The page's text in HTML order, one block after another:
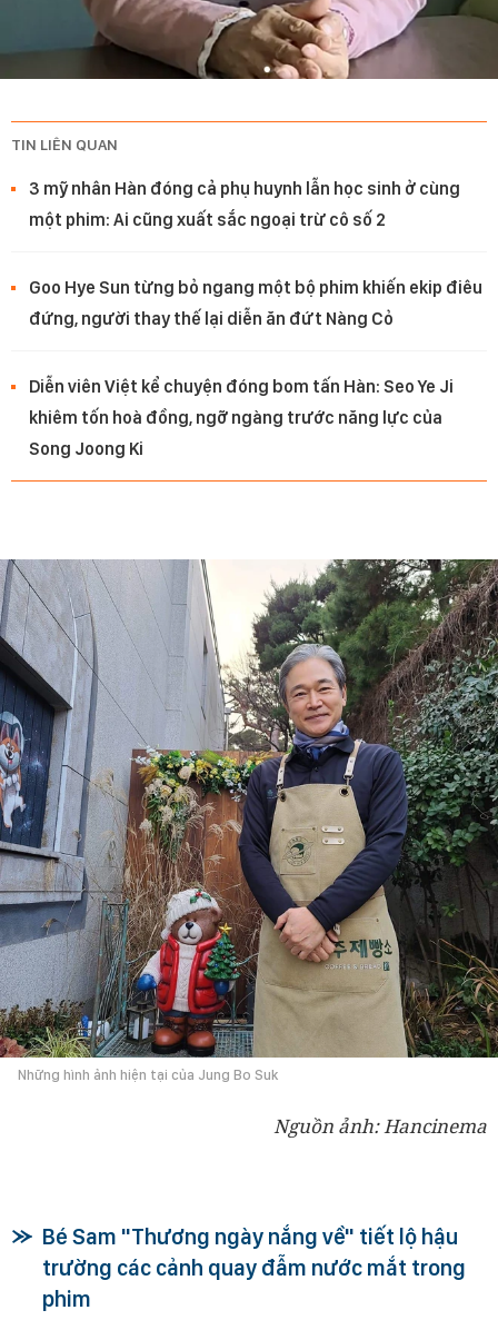
TIN LIÊN QUAN
3 mỹ nhân Hàn đóng cả phụ huynh lẫn học sinh ở cùng
một phim: Ai cũng xuất sắc ngoại trừ cô số 2
Goo Hye Sun từng bỏ ngang một bộ phim khiến ekip điêu
đứng, người thay thế lại diễn ăn đứt Nàng Cỏ
Diễn viên Việt kể chuyện đóng bom tấn Hàn: Seo Ye Ji
khiêm tốn hoà đồng, ngỡ ngàng trước năng lực của
Song Joong Ki
Những hình ảnh hiện tại của Jung Bo Suk
Nguồn ảnh: Hancinema
Bé Sam "Thương ngày nắng về" tiết lộ hậu
trường các cảnh quay đẫm nước mắt trong
phim